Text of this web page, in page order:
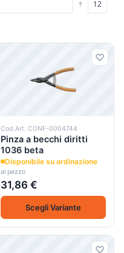
Cod.Art. CONF-0004744
Pinza a becchi diritti
1036 beta
Disponibile su ordinazione
al pezzo
31,86 €
Scegli Variante